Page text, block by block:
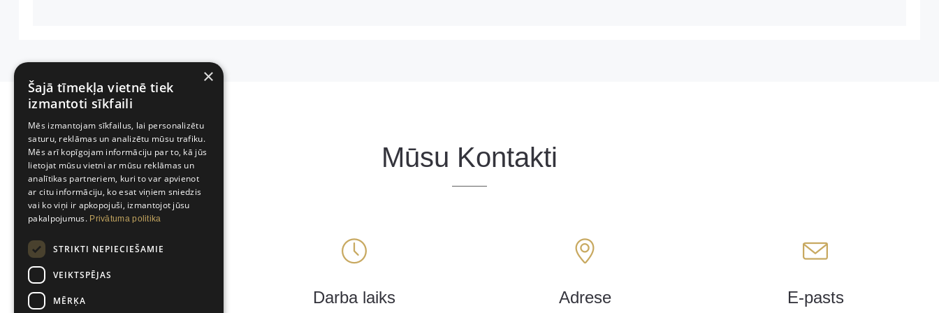
Mūsu Kontakti
Tālruņa numurs Darba laiks Adrese E-pasts
×
Šajā tīmekļa vietnē tiek
izmantoti sīkfaili
Mēs izmantojam sīkfailus, lai personalizētu
saturu, reklāmas un analizētu mūsu trafiku.
Mēs arī kopīgojam informāciju par to, kā jūs
lietojat mūsu vietni ar mūsu reklāmas un
analītikas partneriem, kuri to var apvienot
ar citu informāciju, ko esat viņiem sniedzis
vai ko viņi ir apkopojuši, izmantojot jūsu
pakalpojumus. Privātuma politika
STRIKTI NEPIECIEŠAMIE
VEIKTSPĒJAS
MĒRĶA